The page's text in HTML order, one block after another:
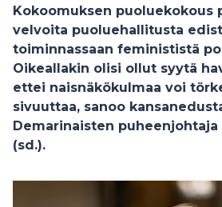
Kokoomuksen puoluekokous
velvoita puoluehallitusta
toiminnassaan feminististä
Oikeallakin olisi ollut syytä
ettei naisnäkökulmaa voi
sivuuttaa, sanoo
Demarinaisten puheenjohtaja
(sd.).